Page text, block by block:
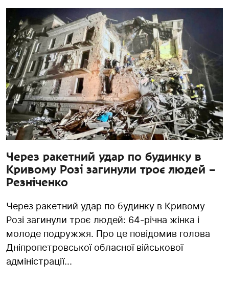
Через ракетний удар по будинку в
Кривому Розі загинули троє людей –
Резніченко
Через ракетний удар по будинку в Кривому
Розі загинули троє людей: 64-річна жінка і
молоде подружжя. Про це повідомив голова
Дніпропетровської обласної військової
адміністрації...